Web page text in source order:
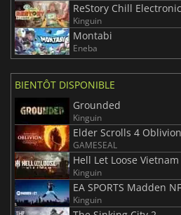
ReStory Chill
Kinguin
Montabi
Eneba
BIENTÔT DISPONIBLE
Grounded
Kinguin
Elder Scrolls 4
GAMESEAL
Hell Let Loose Vietnam
Kinguin
EA SPORTS Madden
Kinguin